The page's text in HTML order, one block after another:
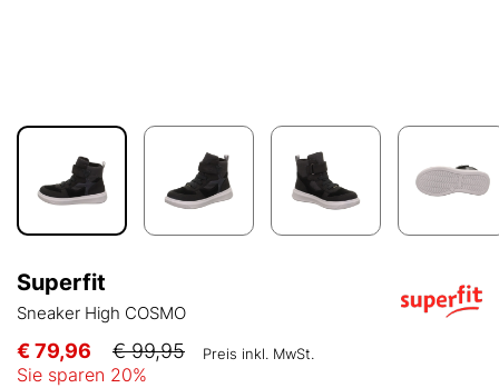
Superfit
Sneaker High COSMO
€ 79,96 € 99,95 Preis inkl. MwSt.
Sie sparen 20%